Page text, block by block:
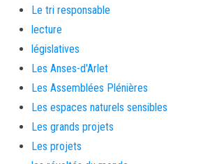
Le tri responsable
lecture
législatives
Les Anses-d'Arlet
Les Assemblées Plénières
Les espaces naturels sensibles
Les grands projets
Les projets